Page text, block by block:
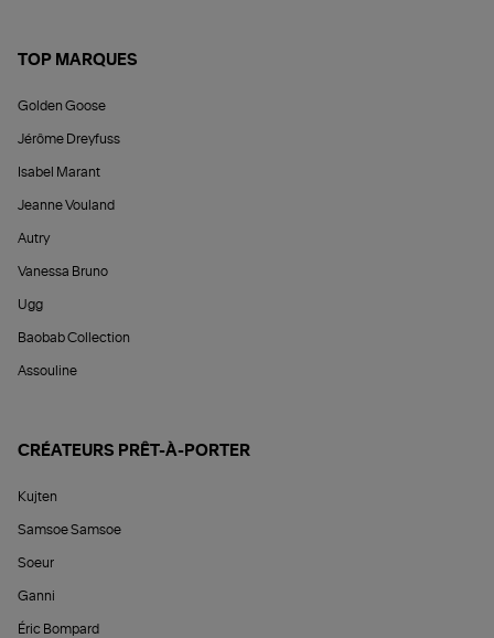
TOP MARQUES
Golden Goose
Jérôme Dreyfuss
Isabel Marant
Jeanne Vouland
Autry
Vanessa Bruno
Ugg
Baobab Collection
Assouline
CRÉATEURS PRÊT-À-PORTER
Kujten
Samsoe Samsoe
Soeur
Ganni
Éric Bompard